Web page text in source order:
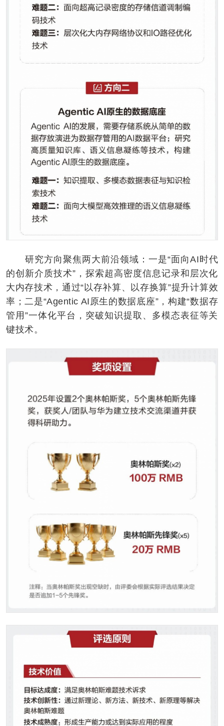
研究方向聚焦两大前沿领域：一是“面向AI时代
的创新介质技术”，探索超高密度信息记录和层次化
大内存技术，通过“以存补算、以存换算”提升计算效
率；二是“Agentic AI原生的数据底座”，构建“数据存
管用”一体化平台，突破知识提取、多模态表征等关
键技术。